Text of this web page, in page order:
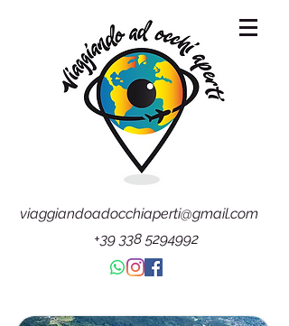
viaggiandoadocchiaperti@gmail.com
+39 338 5294992